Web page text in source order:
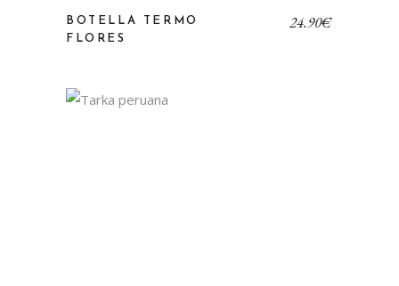
BOTELLA TERMO
FLORES
24,90€